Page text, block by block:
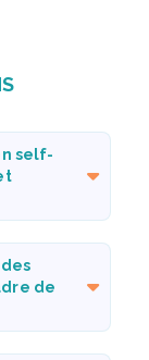
self-
de